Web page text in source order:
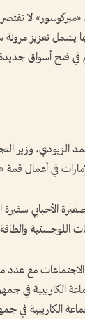
«ميركوسور» لا
بما يشمل تعزيز
في فتح أسواق
الزيودي، وزير
في أعمال قمة
الأحبابي
اللوجستية
مع عدد من
في
الكاريبية في